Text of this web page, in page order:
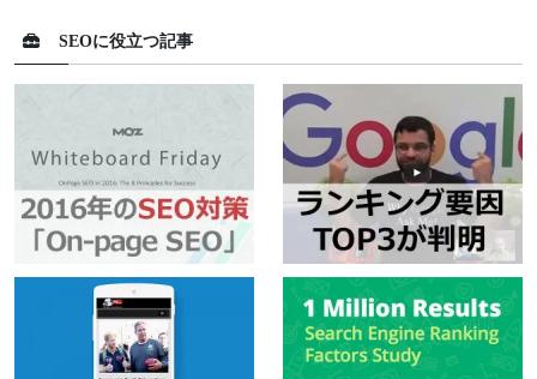
SEOに役立つ記事